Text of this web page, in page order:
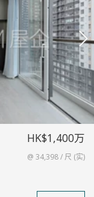
HK$1,400万
@ 34,398 / 尺 (实)